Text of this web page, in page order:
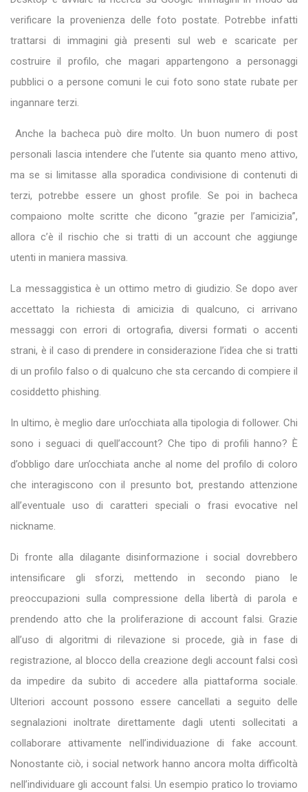
verificare la provenienza delle foto postate. Potrebbe infatti
trattarsi di immagini già presenti sul web e scaricate per
costruire il profilo, che magari appartengono a personaggi
pubblici o a persone comuni le cui foto sono state rubate per
ingannare terzi.
Anche la bacheca può dire molto. Un buon numero di post
personali lascia intendere che l’utente sia quanto meno attivo,
ma se si limitasse alla sporadica condivisione di contenuti di
terzi, potrebbe essere un ghost profile. Se poi in bacheca
compaiono molte scritte che dicono “grazie per l’amicizia”,
allora c’è il rischio che si tratti di un account che aggiunge
utenti in maniera massiva.
La messaggistica è un ottimo metro di giudizio. Se dopo aver
accettato la richiesta di amicizia di qualcuno, ci arrivano
messaggi con errori di ortografia, diversi formati o accenti
strani, è il caso di prendere in considerazione l’idea che si tratti
di un profilo falso o di qualcuno che sta cercando di compiere il
cosiddetto phishing.
In ultimo, è meglio dare un’occhiata alla tipologia di follower. Chi
sono i seguaci di quell’account? Che tipo di profili hanno? È
d’obbligo dare un’occhiata anche al nome del profilo di coloro
che interagiscono con il presunto bot, prestando attenzione
all’eventuale uso di caratteri speciali o frasi evocative nel
nickname.
Di fronte alla dilagante disinformazione i social dovrebbero
intensificare gli sforzi, mettendo in secondo piano le
preoccupazioni sulla compressione della libertà di parola e
prendendo atto che la proliferazione di account falsi. Grazie
all’uso di algoritmi di rilevazione si procede, già in fase di
registrazione, al blocco della creazione degli account falsi così
da impedire da subito di accedere alla piattaforma sociale.
Ulteriori account possono essere cancellati a seguito delle
segnalazioni inoltrate direttamente dagli utenti sollecitati a
collaborare attivamente nell’individuazione di fake account.
Nonostante ciò, i social network hanno ancora molta difficoltà
nell’individuare gli account falsi. Un esempio pratico lo troviamo